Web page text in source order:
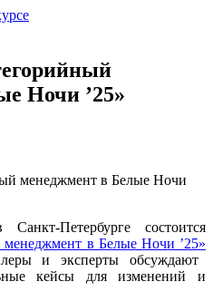
Ночи ’25»
Петербурге состоится
менеджмент в Белые Ночи ’25»
и эксперты обсуждают
кейсы для изменений и